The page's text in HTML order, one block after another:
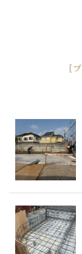
［